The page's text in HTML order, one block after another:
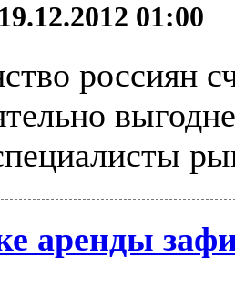
01:00
россиян
аренды